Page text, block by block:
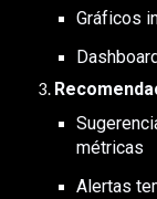
Gráficos
métricas
Alertas